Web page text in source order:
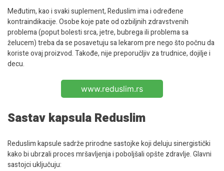
Međutim, kao i svaki suplement, Reduslim ima i određene
kontraindikacije. Osobe koje pate od ozbiljnih zdravstvenih
problema (poput bolesti srca, jetre, bubrega ili problema sa
želucem) treba da se posavetuju sa lekarom pre nego što počnu da
koriste ovaj proizvod. Takođe, nije preporučljiv za trudnice, dojilje i
decu.
www.reduslim.rs
Sastav kapsula Reduslim
Reduslim kapsule sadrže prirodne sastojke koji deluju sinergistički
kako bi ubrzali proces mršavljenja i poboljšali opšte zdravlje. Glavni
sastojci uključuju: